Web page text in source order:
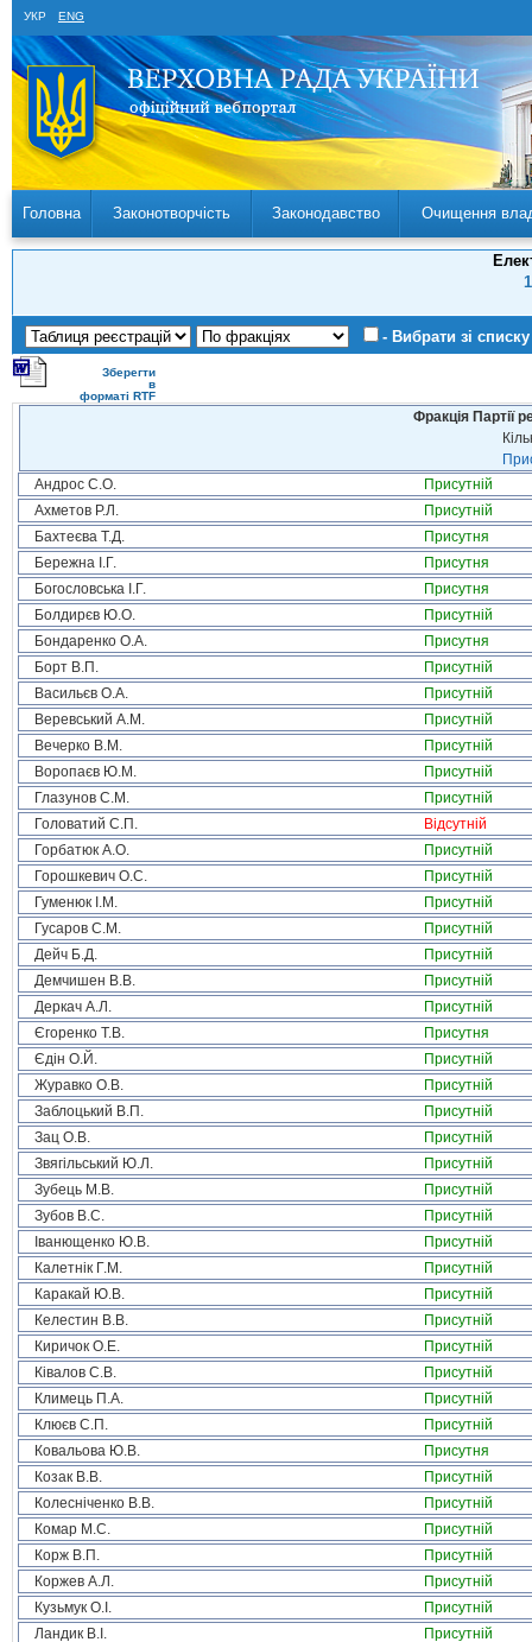
УКР ENG
Головна Законотворчість Законодавство Очищення
- Вибрати зі списку
Зберегти
в
форматі RTF
Фракція Партії
Андрос С.О.
Присутній
Ахметов Р.Л.
Присутній
Бахтеєва Т.Д.
Присутня
Бережна І.Г.
Присутня
Богословська І.Г.
Присутня
Болдирєв Ю.О.
Присутній
Бондаренко О.А.
Присутня
Борт В.П.
Присутній
Васильєв О.А.
Присутній
Веревський А.М.
Присутній
Вечерко В.М.
Присутній
Воропаєв Ю.М.
Присутній
Глазунов С.М.
Присутній
Головатий С.П.
Відсутній
Горбатюк А.О.
Присутній
Горошкевич О.С.
Присутній
Гуменюк І.М.
Присутній
Гусаров С.М.
Присутній
Дейч Б.Д.
Присутній
Демчишен В.В.
Присутній
Деркач А.Л.
Присутній
Єгоренко Т.В.
Присутня
Єдін О.Й.
Присутній
Журавко О.В.
Присутній
Заблоцький В.П.
Присутній
Зац О.В.
Присутній
Звягільський Ю.Л.
Присутній
Зубець М.В.
Присутній
Зубов В.С.
Присутній
Іванющенко Ю.В.
Присутній
Калетнік Г.М.
Присутній
Каракай Ю.В.
Присутній
Келестин В.В.
Присутній
Киричок О.Е.
Присутній
Ківалов С.В.
Присутній
Климець П.А.
Присутній
Клюєв С.П.
Присутній
Ковальова Ю.В.
Присутня
Козак В.В.
Присутній
Колесніченко В.В.
Присутній
Комар М.С.
Присутній
Корж В.П.
Присутній
Коржев А.Л.
Присутній
Кузьмук О.І.
Присутній
Ландик В.І.
Присутній